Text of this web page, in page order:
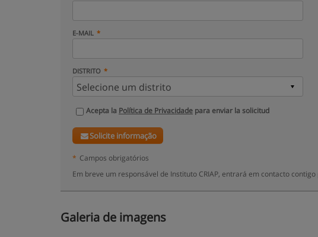
E-MAIL
DISTRITO
Acepta la Política de Privacidade para enviar la solicitud
Solicite informação
* Campos obrigatórios
Em breve um responsável de Instituto CRIAP, entrará em contacto
Galeria de imagens